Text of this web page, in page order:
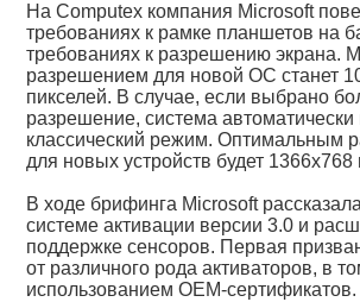
На Computex компания Microsoft
требованиях к рамке планшетов на
требованиях к разрешению экрана.
разрешением для новой ОС станет
пикселей. В случае, если выбрано
разрешение, система автоматически
классический режим. Оптимальным
для новых устройств будет 1366х768
В ходе брифинга Microsoft
системе активации версии 3.0 и
поддержке сенсоров. Первая
от различного рода активаторов, в
использованием OEM-сертификатов.